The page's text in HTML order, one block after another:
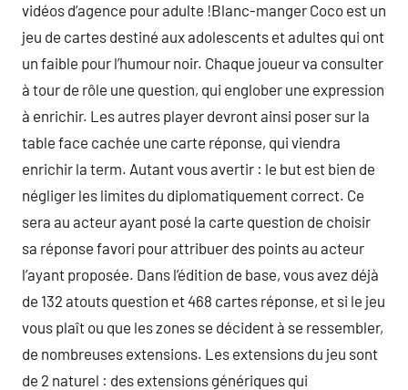
vidéos d’agence pour adulte !Blanc-manger Coco est un
jeu de cartes destiné aux adolescents et adultes qui ont
un faible pour l’humour noir. Chaque joueur va consulter
à tour de rôle une question, qui englober une expression
à enrichir. Les autres player devront ainsi poser sur la
table face cachée une carte réponse, qui viendra
enrichir la term. Autant vous avertir : le but est bien de
négliger les limites du diplomatiquement correct. Ce
sera au acteur ayant posé la carte question de choisir
sa réponse favori pour attribuer des points au acteur
l’ayant proposée. Dans l’édition de base, vous avez déjà
de 132 atouts question et 468 cartes réponse, et si le jeu
vous plaît ou que les zones se décident à se ressembler,
de nombreuses extensions. Les extensions du jeu sont
de 2 naturel : des extensions génériques qui